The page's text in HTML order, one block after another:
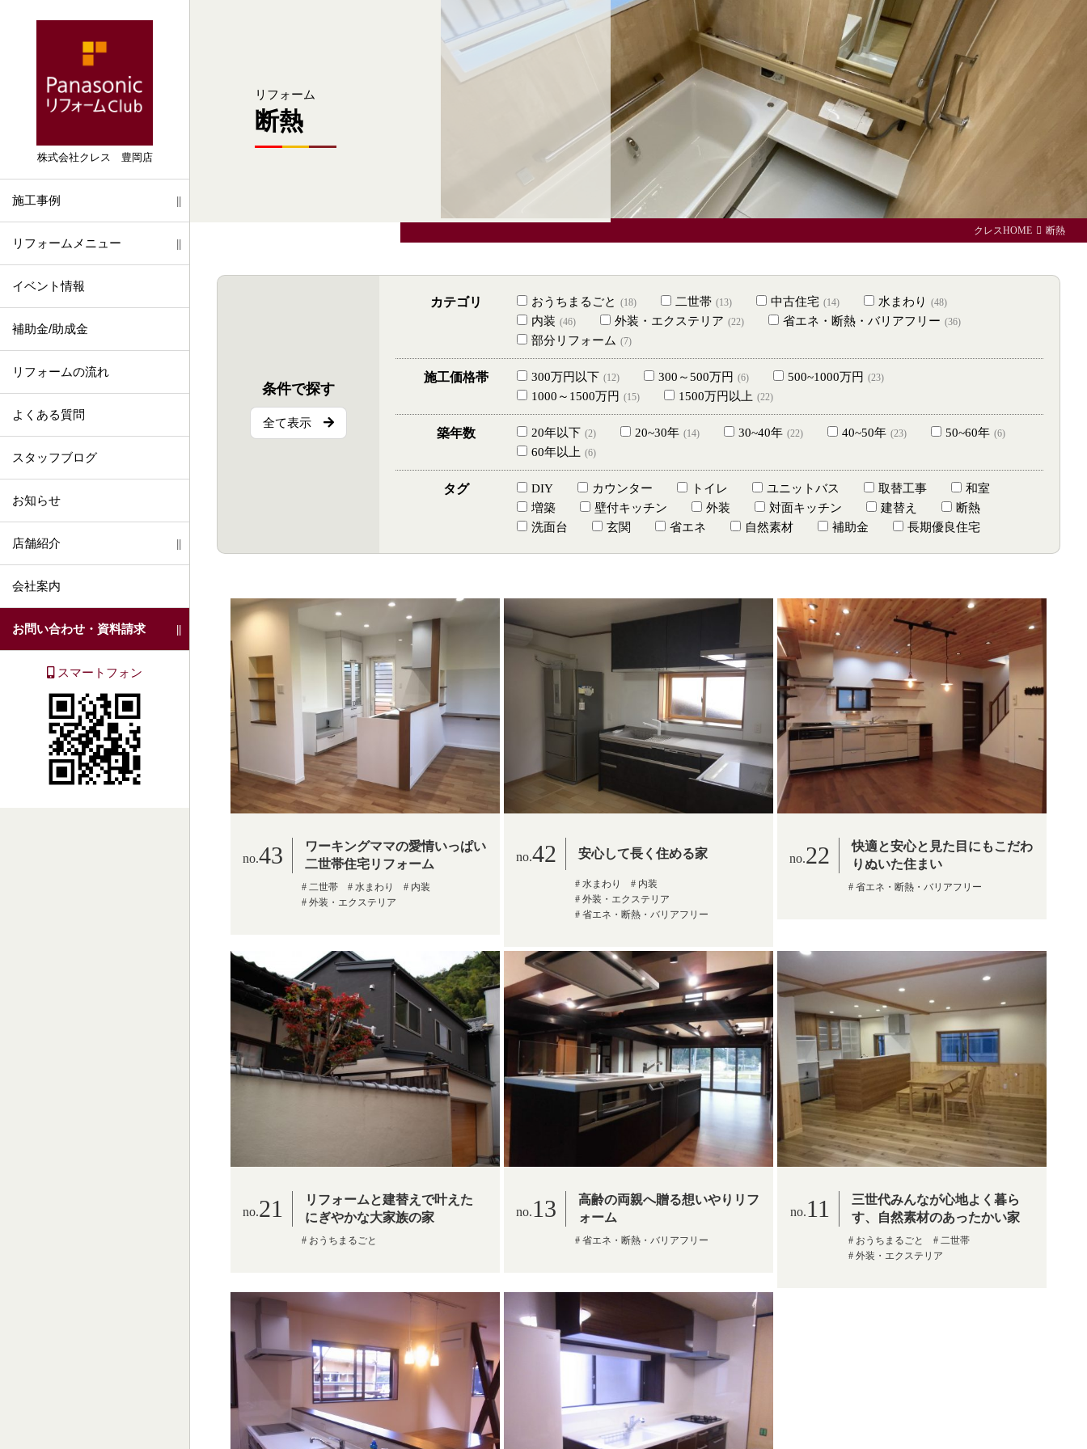
株式会社クレス 豊岡店
施工事例
うちまるごと
古住宅
装・エクステリア
エネ・断熱・バリアフリー
分リフォーム
リフォームメニュー
うちまるごと
世帯
古住宅
まわり
エネ・断熱・バリアフリー
イベント情報
補助金/助成金
リフォームの流れ
よくある質問
スタッフブログ
お知らせ
店舗紹介
タッフ紹介
会社案内
お問い合わせ・資料請求
ンライン相談
障・修理依頼
スマートフォン
リフォーム
断熱
クレスHOME 断熱
条件で探す
全て表示
カテゴリ おうちまるごと (18) 二世帯 (13) 中古住宅 (14) 水まわり (48)
内装 (46) 外装・エクステリア (22) 省エネ・断熱・バリアフリー (36)
部分リフォーム (7)
施工価格帯 300万円以下 (12) 300～500万円 (6) 500~1000万円 (23)
1000～1500万円 (15) 1500万円以上 (22)
築年数 20年以下 (2) 20~30年 (14) 30~40年 (22) 40~50年 (23) 50~60年 (6)
60年以上 (6)
タグ DIY カウンター トイレ ユニットバス 取替工事
和室
増築
壁付キッチン 外装 対面キッチン 建替え
断熱
洗面台
玄関 省エネ 自然素材 補助金 長期優良住宅
43
ワーキングママの愛情いっぱい
二世帯住宅リフォーム
二世帯 水まわり
内装
外装・エクステリア
42 安心して長く住める家
水まわり
内装
外装・エクステリア
省エネ・断熱・バリアフリー
22
快適と安心と見た目にもこだわ
りぬいた住まい
省エネ・断熱・バリアフリー
21
リフォームと建替えで叶えた
にぎやかな大家族の家
おうちまるごと
13
高齢の両親へ贈る想いやりリフ
ォーム
省エネ・断熱・バリアフリー
11
三世代みんなが心地よく暮ら
す、自然素材のあったかい家
おうちまるごと
二世帯
外装・エクステリア